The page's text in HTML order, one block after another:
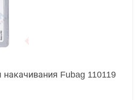
Fubag 110119